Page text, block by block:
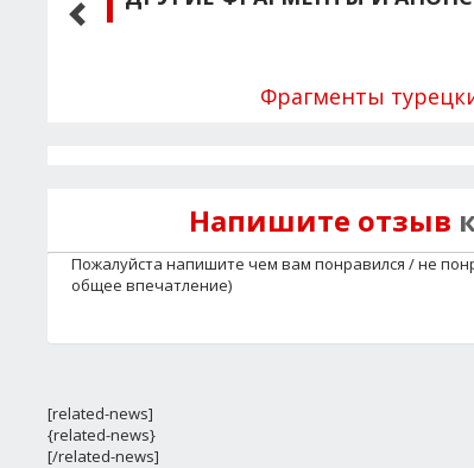
Фрагменты
Напишите отзыв
Пожалуйста напишите чем вам понравился / не
общее впечатление)
[related-news]
{related-news}
[/related-news]